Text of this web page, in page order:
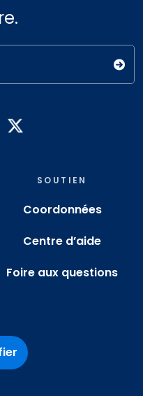
SOUTIEN
Coordonnées
Centre d’aide
Foire aux questions